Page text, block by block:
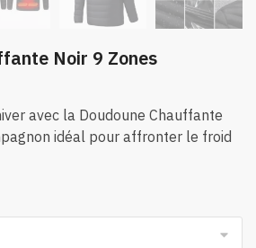
Noir 9 Zones
avec la Doudoune Chauffante
idéal pour affronter le froid